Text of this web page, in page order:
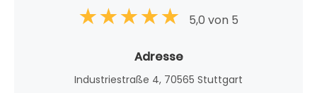
5,0 von 5
Adresse
Industriestraße 4, 70565 Stuttgart